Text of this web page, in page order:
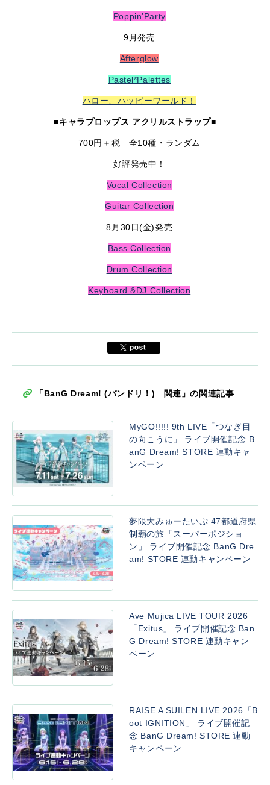
Poppin’Party
9月発売
Afterglow
Pastel*Palettes
ハロー、ハッピーワールド！
■キャラプロップス アクリルストラップ■
700円＋税 全10種・ランダム
好評発売中！
Vocal Collection
Guitar Collection
8月30日(金)発売
Bass Collection
Drum Collection
Keyboard &DJ Collection
「BanG Dream! (バンドリ！) 関連」の関連記事
MyGO!!!!! 9th LIVE「つなぎ目
の向こうに」 ライブ開催記念 B
anG Dream! STORE 連動キャ
ンペーン
夢限大みゅーたいぷ 47都道府県
制覇の旅「スーパーポジショ
ン」 ライブ開催記念 BanG Dre
am! STORE 連動キャンペーン
Ave Mujica LIVE TOUR 2026
「Exitus」 ライブ開催記念 Ban
G Dream! STORE 連動キャン
ペーン
RAISE A SUILEN LIVE 2026「B
oot IGNITION」 ライブ開催記
念 BanG Dream! STORE 連動
キャンペーン